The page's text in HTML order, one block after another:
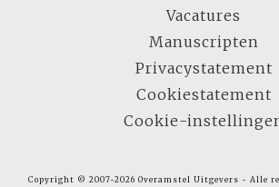
Vacatures
Manuscripten
Privacystatement
Cookiestatement
Cookie-
Copyright © 2007-2026 Overamstel Uitgevers - Alle